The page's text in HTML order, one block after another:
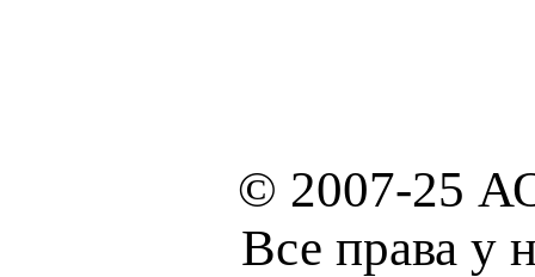
© 2007-25
Все права у